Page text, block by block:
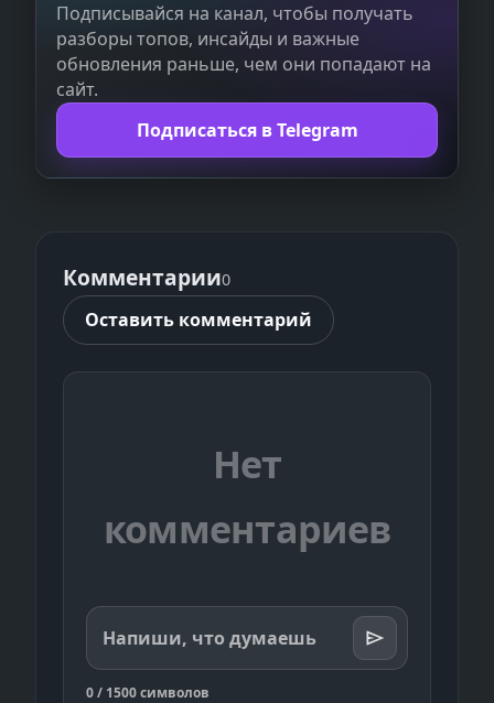
Подписывайся на канал, чтобы получать
разборы топов, инсайды и важные
обновления раньше, чем они попадают на
сайт.
Подписаться в Telegram
Комментарии0
Оставить комментарий
Нет
комментариев
Напиши, что думаешь
0 / 1500 символов